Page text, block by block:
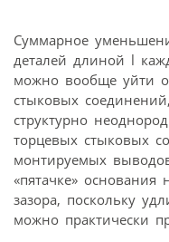
Суммарное
деталей длиной l
можно вообще уйти
стыковых
структурно
торцевых стыковых
монтируемых
«пятачке» основания
зазора, поскольку
можно практически